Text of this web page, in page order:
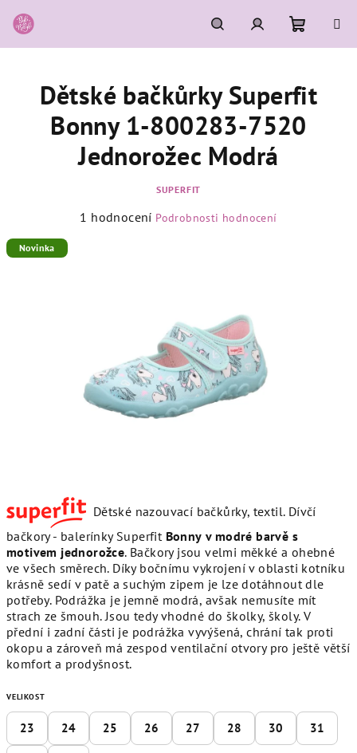
na
obsah
HledatPřihlášeníNákupní
košík
Dětské nazouvací bačkůrky, textil. Dívčí
bačkory - balerínky Superfit Bonny v modré barvě s
motivem jednorožce. Bačkory jsou velmi měkké a ohebné
ve všech směrech. Díky bočnímu vykrojení v oblasti kotníku
krásně sedí v patě a suchým zipem je lze dotáhnout dle
potřeby. Podrážka je jemně modrá, avšak nemusíte mít
strach ze šmouh. Jsou tedy vhodné do školky, školy. V
přední i zadní části je podrážka vyvýšená, chrání tak proti
okopu a zároveň má zespod ventilační otvory pro ještě větší
komfort a prodyšnost.
VELIKOST
23 24 25 26 27 28 30 31
Dětské bačkůrky Superfit
Bonny 1-800283-7520
Jednorožec Modrá
SUPERFIT
Průměrné
1 hodnocení Podrobnosti hodnocení
Novinka